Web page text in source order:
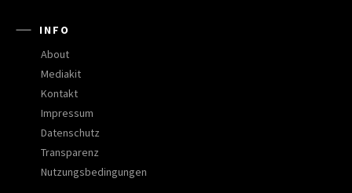
INFO
About
Mediakit
Kontakt
Impressum
Datenschutz
Transparenz
Nutzungsbedingungen